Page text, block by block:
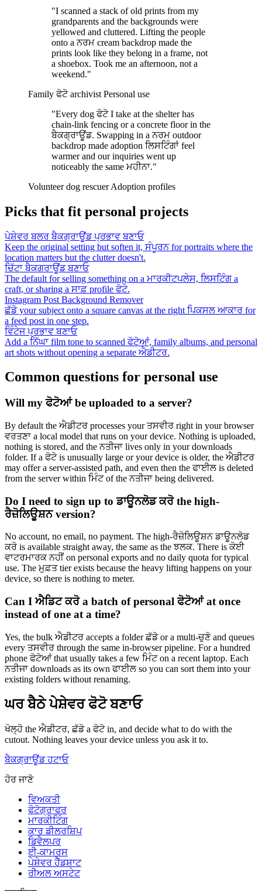
"I scanned a stack of old prints from my
grandparents and the backgrounds were
yellowed and cluttered. Lifting the people
onto a ਨਰਮ cream backdrop made the
prints look like they belong in a frame, not
a shoebox. Took me an afternoon, not a
weekend."
Family ਫੋਟੋ archivist Personal use
"Every dog ਫੋਟੋ I take at the shelter has
chain-link fencing or a concrete floor in the
ਬੈਕਗ੍ਰਾਊਂਡ. Swapping in a ਨਰਮ outdoor
backdrop made adoption ਲਿਸਟਿੰਗਾਂ feel
warmer and our inquiries went up
noticeably the same ਮਹੀਨਾ."
Volunteer dog rescuer Adoption profiles
Picks that fit personal projects
ਪੇਸ਼ੇਵਰ ਬਲਰ ਬੈਕਗ੍ਰਾਊਂਡ ਪ੍ਰਭਾਵ ਬਣਾਓ
Keep the original setting but soften it, ਸੰਪੂਰਨ for portraits where the
location matters but the clutter doesn't.
ਚਿੱਟਾ ਬੈਕਗਰਾਊਂਡ ਬਣਾਓ
The default for selling something on a ਮਾਰਕੀਟਪਲੇਸ, ਲਿਸਟਿੰਗ a
craft, or sharing a ਸਾਫ਼ profile ਫੋਟੋ.
Instagram Post Background Remover
ਛੱਡੋ your subject onto a square canvas at the right ਪਿਕਸਲ ਆਕਾਰ for
a feed post in one step.
ਵਿੰਟੇਜ ਪ੍ਰਭਾਵ ਬਣਾਓ
Add a ਨਿੱਘਾ film tone to scanned ਫੋਟੋਆਂ, family albums, and personal
art shots without opening a separate ਐਡੀਟਰ.
Common questions for personal use
Will my ਫੋਟੋਆਂ be uploaded to a server?
By default the ਐਡੀਟਰ processes your ਤਸਵੀਰ right in your browser
ਵਰਤਣਾ a local model that runs on your device. Nothing is uploaded,
nothing is stored, and the ਨਤੀਜਾ lives only in your downloads
folder. If a ਫੋਟੋ is unusually large or your device is older, the ਐਡੀਟਰ
may offer a server-assisted path, and even then the ਫਾਈਲ is deleted
from the server within ਮਿੰਟ of the ਨਤੀਜਾ being delivered.
Do I need to sign up to ਡਾਊਨਲੋਡ ਕਰੋ the high-
ਰੈਜ਼ੋਲਿਊਸ਼ਨ version?
No account, no email, no payment. The high-ਰੈਜ਼ੋਲਿਊਸ਼ਨ ਡਾਊਨਲੋਡ
ਕਰੋ is available straight away, the same as the ਝਲਕ. There is ਕੋਈ
ਵਾਟਰਮਾਰਕ ਨਹੀਂ on personal exports and no daily quota for typical
use. The ਮੁਫ਼ਤ tier exists because the heavy lifting happens on your
device, so there is nothing to meter.
Can I ਐਡਿਟ ਕਰੋ a batch of personal ਫੋਟੋਆਂ at once
instead of one at a time?
Yes, the bulk ਐਡੀਟਰ accepts a folder ਛੱਡੋ or a multi-ਚੁਣੋ and queues
every ਤਸਵੀਰ through the same in-browser pipeline. For a hundred
phone ਫੋਟੋਆਂ that usually takes a few ਮਿੰਟ on a recent laptop. Each
ਨਤੀਜਾ downloads as its own ਫਾਈਲ so you can sort them into your
existing folders without renaming.
ਘਰ ਬੈਠੇ ਪੇਸ਼ੇਵਰ ਫੋਟੋ ਬਣਾਓ
ਖੋਲ੍ਹੋ the ਐਡੀਟਰ, ਛੱਡੋ a ਫੋਟੋ in, and decide what to do with the
cutout. Nothing leaves your device unless you ask it to.
ਬੈਕਗ੍ਰਾਊਂਡ ਹਟਾਓ
ਹੋਰ ਜਾਣੋ
ਵਿਅਕਤੀ
ਫੋਟੋਗ੍ਰਾਫਰ
ਮਾਰਕੀਟਿੰਗ
ਕਾਰ ਡੀਲਰਸ਼ਿਪ
ਡਿਵੈਲਪਰ
ਈ-ਕਾਮਰਸ
ਪੇਸ਼ੇਵਰ ਹੈੱਡਸ਼ਾਟ
ਰੀਅਲ ਅਸਟੇਟ